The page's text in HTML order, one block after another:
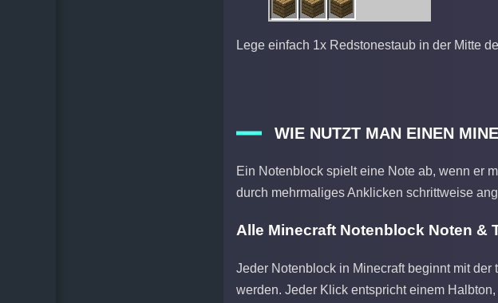
Lege einfach 1x Redstonestaub in der Mitte
WIE NUTZT MAN EINEN
Ein Notenblock spielt eine Note ab, wenn er
durch mehrmaliges Anklicken schrittweise
Alle Minecraft Notenblock Noten &
Jeder Notenblock in Minecraft beginnt mit
werden. Jeder Klick entspricht einem